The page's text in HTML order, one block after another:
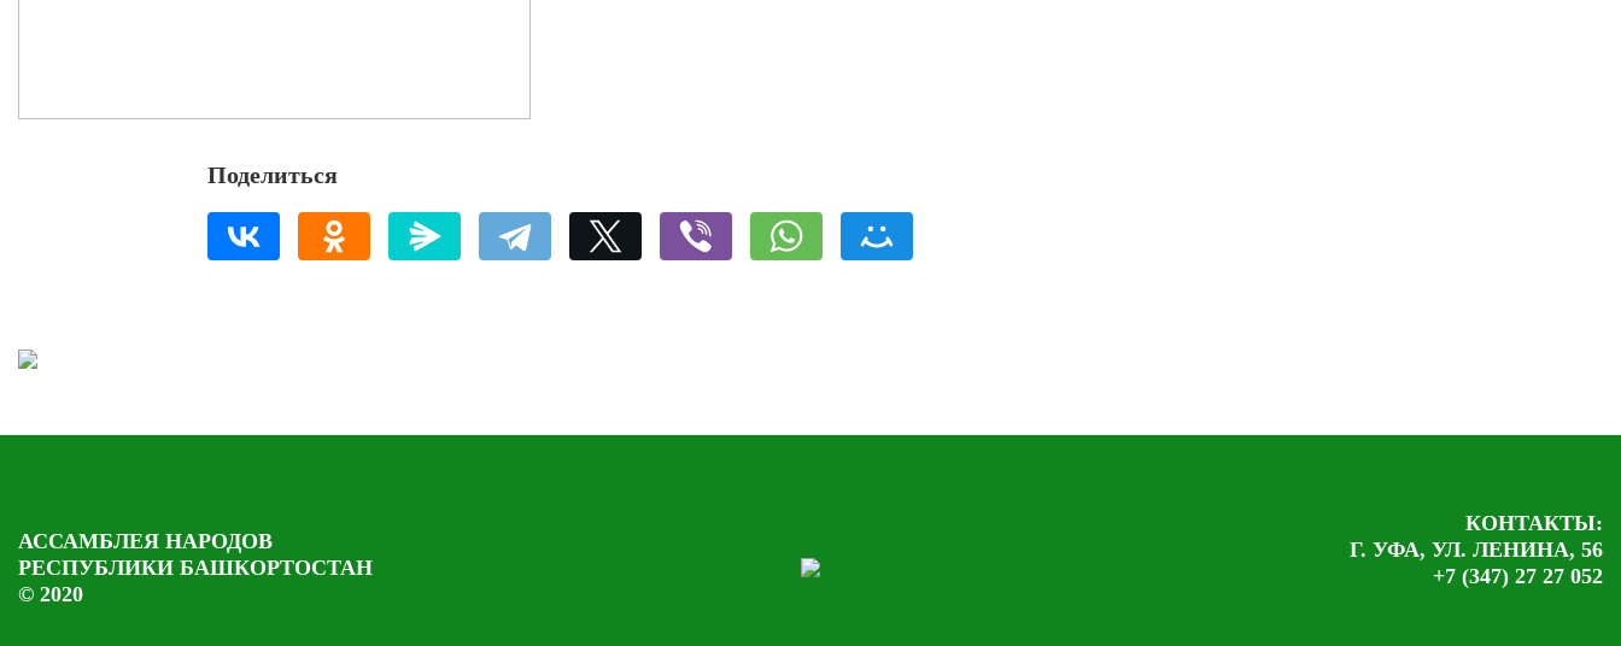
Поделиться
АССАМБЛЕЯ НАРОДОВ
РЕСПУБЛИКИ БАШКОРТОСТАН
© 2020
КОНТАКТЫ:
Г. УФА, УЛ. ЛЕНИНА, 56
+7 (347) 27 27 052